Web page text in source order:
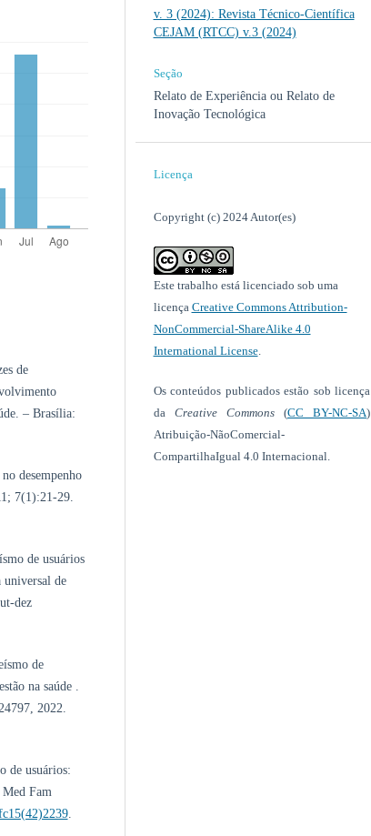
de
– Brasília:
desempenho
7(1):21-29.
de usuários
universal de
dez
de
na saúde .
2022.
de usuários:
Med Fam
.
v. 3 (2024): Revista Técnico-Científica
CEJAM (RTCC) v.3 (2024)
Seção
Relato de Experiência ou Relato de
Inovação Tecnológica
Licença
Copyright (c) 2024 Autor(es)
Este trabalho está licenciado sob uma
licença Creative Commons Attribution-
NonCommercial-ShareAlike 4.0
International License.
Os conteúdos publicados estão sob licença
da Creative Commons(CC BY-NC-SA)
Atribuição-NãoComercial-
CompartilhaIgual 4.0 Internacional.